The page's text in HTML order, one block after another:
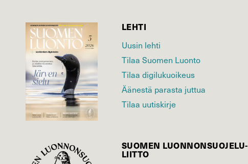
LEHTI
Uusin lehti
Tilaa Suomen Luonto
Tilaa digilukuoikeus
Äänestä parasta juttua
Tilaa uutiskirje
SUOMEN LUONNON­SUOJELU­
LIITTO